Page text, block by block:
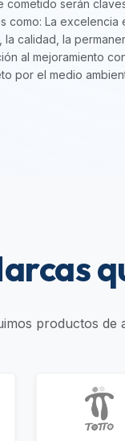
cometido serán
como: La excelencia
la calidad, la
al mejoramiento
por el medio
productos de